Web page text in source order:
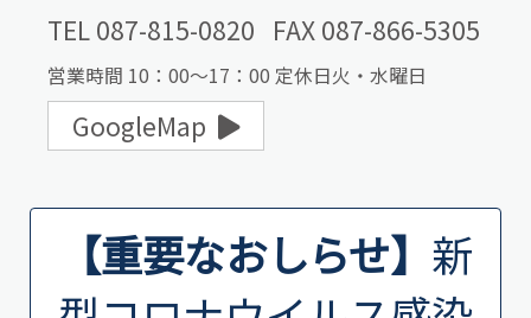
TEL 087-815-0820 FAX 087-866-5305
営業時間 10：00～17：00 定休日火・水曜日
GoogleMap
【重要なおしらせ】 新